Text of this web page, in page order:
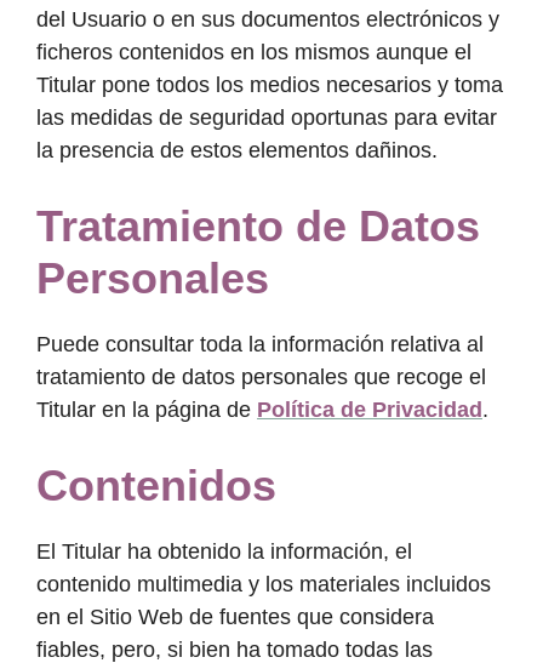
del Usuario o en sus documentos electrónicos y
ficheros contenidos en los mismos aunque el
Titular pone todos los medios necesarios y toma
las medidas de seguridad oportunas para evitar
la presencia de estos elementos dañinos.
Tratamiento de Datos
Personales
Puede consultar toda la información relativa al
tratamiento de datos personales que recoge el
Titular en la página de Política de Privacidad .
Contenidos
El Titular ha obtenido la información, el
contenido multimedia y los materiales incluidos
en el Sitio Web de fuentes que considera
fiables, pero, si bien ha tomado todas las